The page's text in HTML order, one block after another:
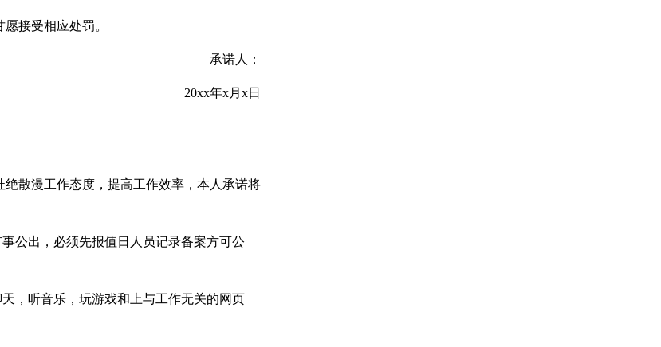
接受相应处罚。
承诺人：
20xx年x月x日
散漫工作态度，提高工作效率，本人承诺将
公出，必须先报值日人员记录备案方可公
，听音乐，玩游戏和上与工作无关的网页